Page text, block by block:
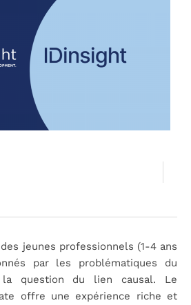
jeunes professionnels (1-4 ans
par les problématiques du
la question du lien causal. Le
offre une expérience riche et